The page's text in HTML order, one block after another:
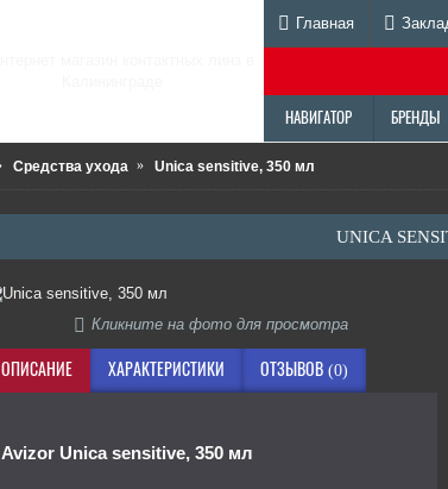
Главная
НАВИГАТОР БРЕНДЫ
Средства ухода Unica sensitive, 350 мл
UNICA
Кликните на фото для просмотра
ОПИСАНИЕ ХАРАКТЕРИСТИКИ ОТЗЫВОВ (0)
Avizor Unica sensitive, 350 мл